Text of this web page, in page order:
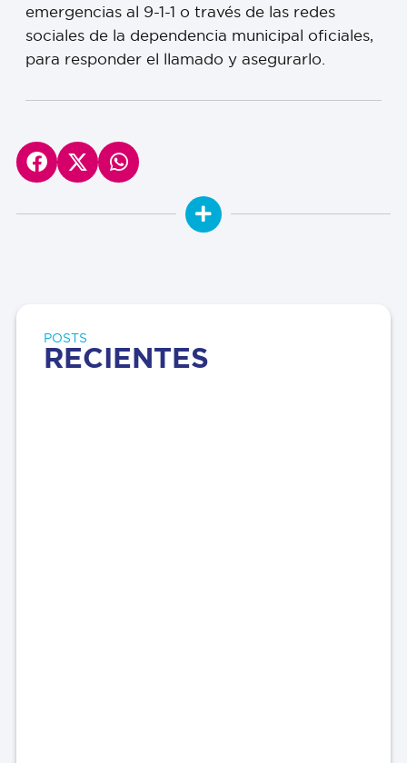
emergencias al 9-1-1 o través de las redes
sociales de la dependencia municipal oficiales,
para responder el llamado y asegurarlo.
POSTS
RECIENTES